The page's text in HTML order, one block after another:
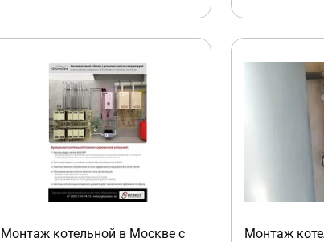
Монтаж котельной в Москве с
Монтаж